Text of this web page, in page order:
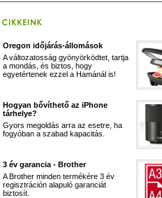
Oregon időjárás-állomások
A változatosság gyönyörködtet, tartja
a mondás, és biztos, hogy
egyetértenek ezzel a Hamánál is!
Hogyan bővíthető az iPhone
tárhelye?
Gyors megoldás arra az esetre, ha
fogyóban a szabad kapacitás.
3 év garancia - Brother
A Brother minden termékére 3 év
regisztráción alapuló garanciát
biztosít.